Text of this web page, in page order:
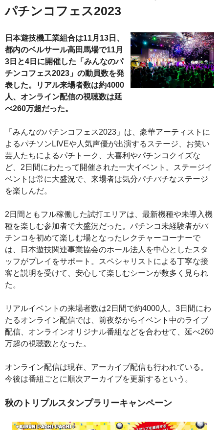
パチンコフェス2023
日本遊技機工業組合は11月13日、
都内のベルサール高田馬場で11月
3日と4日に開催した「みんなのパ
チンコフェス2023」の動員数を発
表した。リアル来場者数は約4000
人、オンライン配信の視聴数は延
べ260万超だった。
「みんなのパチンコフェス2023」は、豪華アーティストに
よるパチソンLIVEや人気声優が出演するステージ、お笑い
芸人たちによるパチトーク、大喜利やパチンコクイズな
ど、2日間にわたって開催された一大イベント。ステージイ
ベントは常に大盛況で、来場者は気分パチパチなステージ
を楽しんだ。
2日間ともフル稼働した試打エリアは、最新機種や未導入機
種を楽しむ参加者で大盛況だった。パチンコ未経験者がパ
チンコを初めて楽しむ場となったレクチャーコーナーで
は、日本遊技関連事業協会のホール法人を中心としたスタ
ッフがプレイをサポート。スペシャリストによる丁寧な接
客と説明を受けて、安心して楽しむシーンが数多く見られ
た。
リアルイベントの来場者数は2日間で約4000人。3日間にわ
たるオンライン配信では、前夜祭からイベント中のライブ
配信、オンラインオリジナル番組などを合わせて、延べ260
万超の視聴数となった。
オンライン配信は現在、アーカイブ配信も行われている。
今後は番組ごとに順次アーカイブを更新するという。
秋のトリプルスタンプラリーキャンペーン